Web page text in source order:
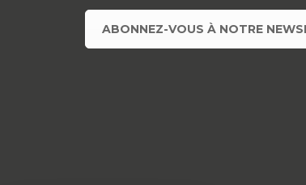
ABONNEZ-VOUS À NOTRE